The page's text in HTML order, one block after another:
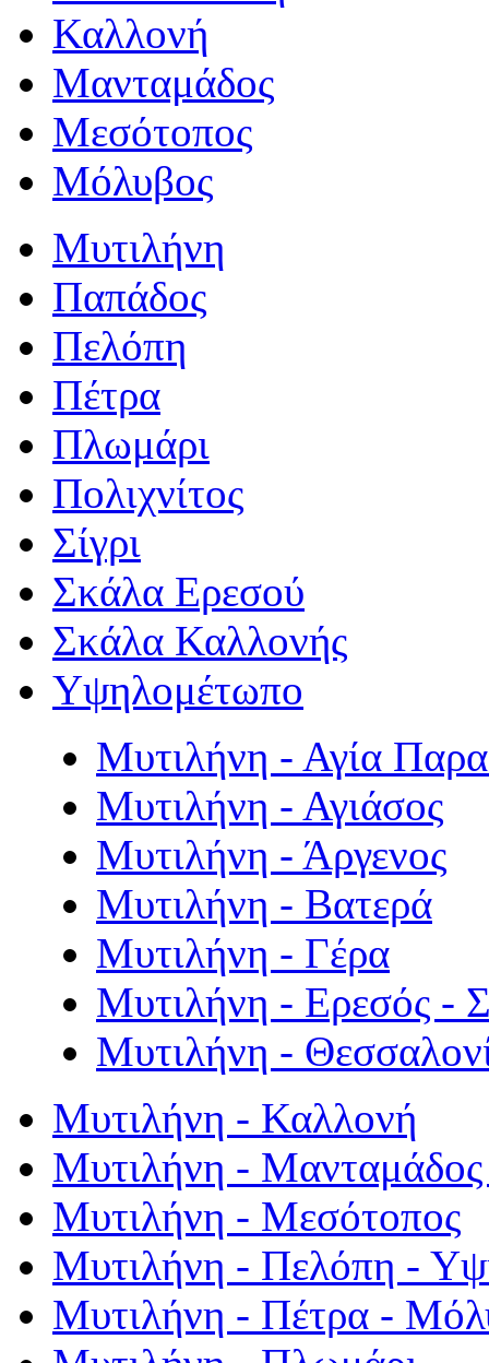
Καλλονή
Μανταμάδος
Μεσότοπος
Μόλυβος
Μυτιλήνη
Παπάδος
Πελόπη
Πέτρα
Πλωμάρι
Πολιχνίτος
Σίγρι
Σκάλα Ερεσού
Σκάλα Καλλονής
Υψηλομέτωπο
Μυτιλήνη - Αγία
Μυτιλήνη - Αγιάσος
Μυτιλήνη - Άργενος
Μυτιλήνη - Βατερά
Μυτιλήνη - Γέρα
Μυτιλήνη - Ερεσός -
Μυτιλήνη -
Μυτιλήνη - Καλλονή
Μυτιλήνη - Μανταμάδος
Μυτιλήνη - Μεσότοπος
Μυτιλήνη - Πελόπη -
Μυτιλήνη - Πέτρα -